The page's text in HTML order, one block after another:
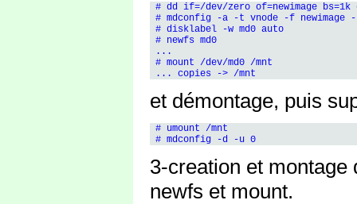
# dd if=/dev/zero of=newimage
# mdconfig -a -t vnode -f newimage
# disklabel -w md0 auto
# newfs md0
...
# mount /dev/md0 /mnt
et démontage, puis
# umount /mnt
3-creation et
newfs et mount.